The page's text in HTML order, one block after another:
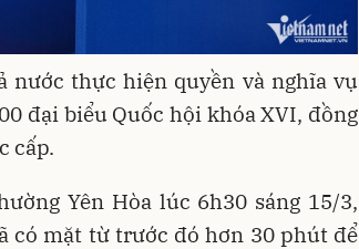
nước thực hiện quyền và nghĩa vụ
đại biểu Quốc hội khóa XVI, đồng
cấp.
Yên Hòa lúc 6h30 sáng 15/3,
có mặt từ trước đó hơn 30 phút để